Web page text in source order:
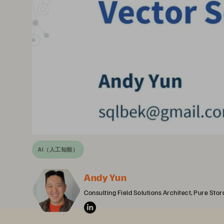
AI（人工知能）
Andy Yun
Consulting Field Solutions Architect, Pure